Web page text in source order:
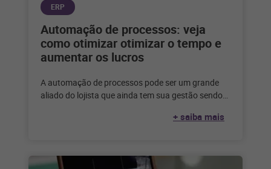
ERP
Automação de processos: veja
como otimizar otimizar o tempo e
aumentar os lucros
A automação de processos pode ser um grande
aliado do lojista que ainda tem sua gestão sendo
+ saiba mais